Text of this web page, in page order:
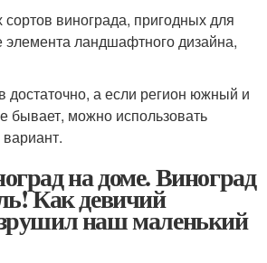
винограда, пригодных для
элемента ландшафтного дизайна,
достаточно, а если регион южный и
бывает, можно использовать
на доме. Виноград
Как девичий
наш маленький